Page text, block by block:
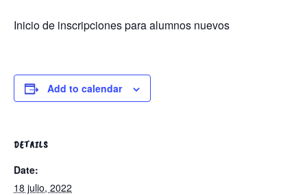
Inicio de inscripciones para alumnos nuevos
Add to calendar
DETAILS
Date:
18 julio, 2022